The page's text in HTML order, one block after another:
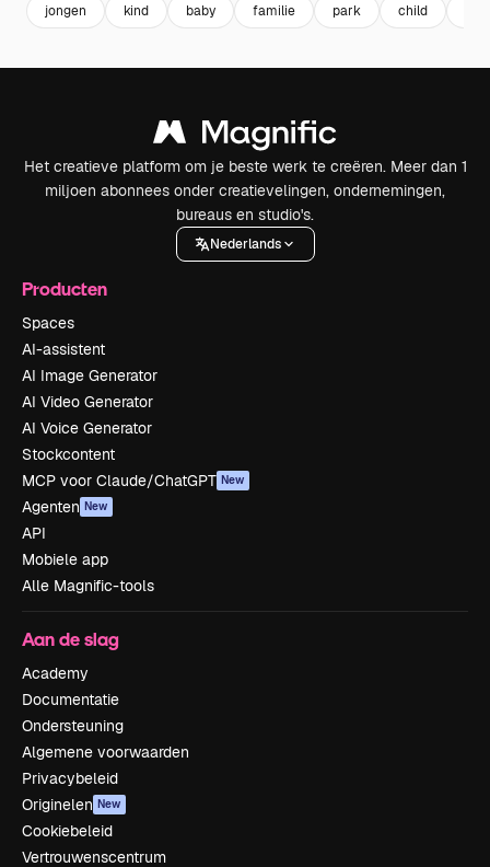
jongen kind baby familie park child
Het creatieve platform om je beste werk te creëren. Meer dan 1
miljoen abonnees onder creatievelingen, ondernemingen,
bureaus en studio's.
Nederlands
Producten
Spaces
AI-assistent
AI Image Generator
AI Video Generator
AI Voice Generator
Stockcontent
MCP voor Claude/ChatGPT New
Agenten New
API
Mobiele app
Alle Magnific-tools
Aan de slag
Academy
Documentatie
Ondersteuning
Algemene voorwaarden
Privacybeleid
Originelen New
Cookiebeleid
Vertrouwenscentrum